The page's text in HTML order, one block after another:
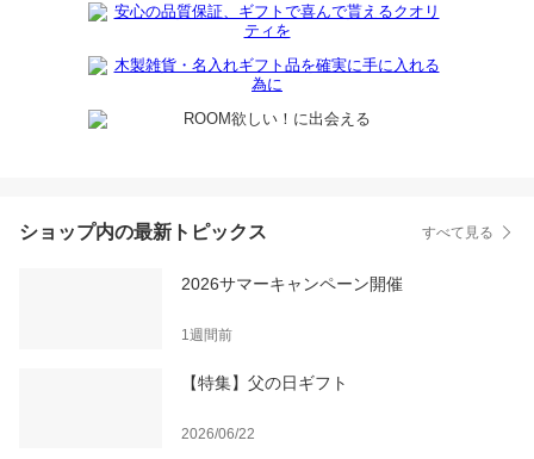
ショップ内の最新トピックス すべて見る
2026サマーキャンペーン開催
1週間前
【特集】父の日ギフト
2026/06/22